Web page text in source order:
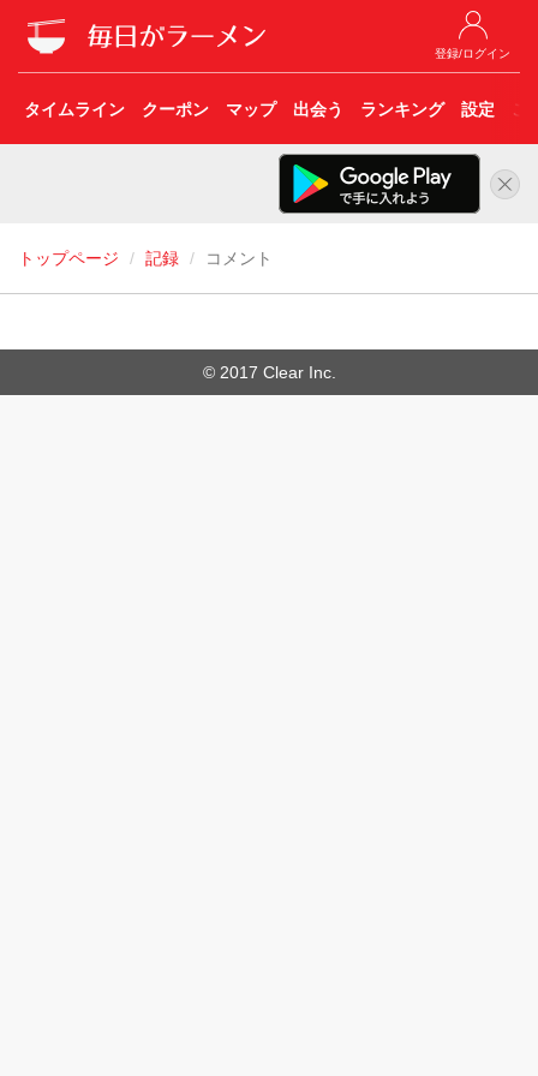
登録/ログイン
タイムライン クーポン マップ 出会う ランキング 設定 こ
トップページ 記録 コメント
© 2017 Clear Inc.